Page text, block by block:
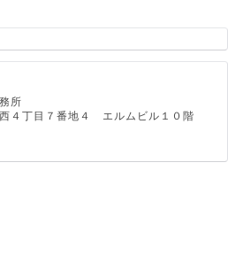
所
４丁目７番地４ エルムビル１０階